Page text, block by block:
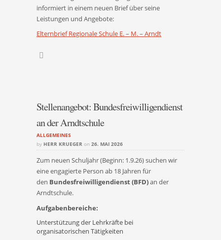
informiert in einem neuen Brief über seine
Leistungen und Angebote:
Elternbrief Regionale Schule E. – M. – Arndt
Stellenangebot: Bundesfreiwilligendienst
an der Arndtschule
ALLGEMEINES
by HERR KRUEGER on 26. MAI 2026
Zum neuen Schuljahr (Beginn: 1.9.26) suchen wir
eine engagierte Person ab 18 Jahren für
den Bundesfreiwilligendienst (BFD)an der
Arndtschule.
Aufgabenbereiche:
Unterstützung der Lehrkräfte bei
organisatorischen Tätigkeiten